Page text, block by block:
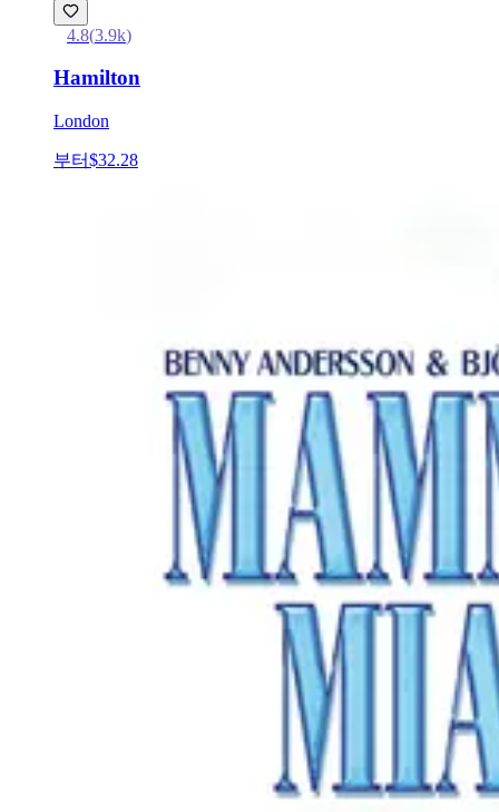
4.8(3.9k)
Hamilton
London
부터$32.28